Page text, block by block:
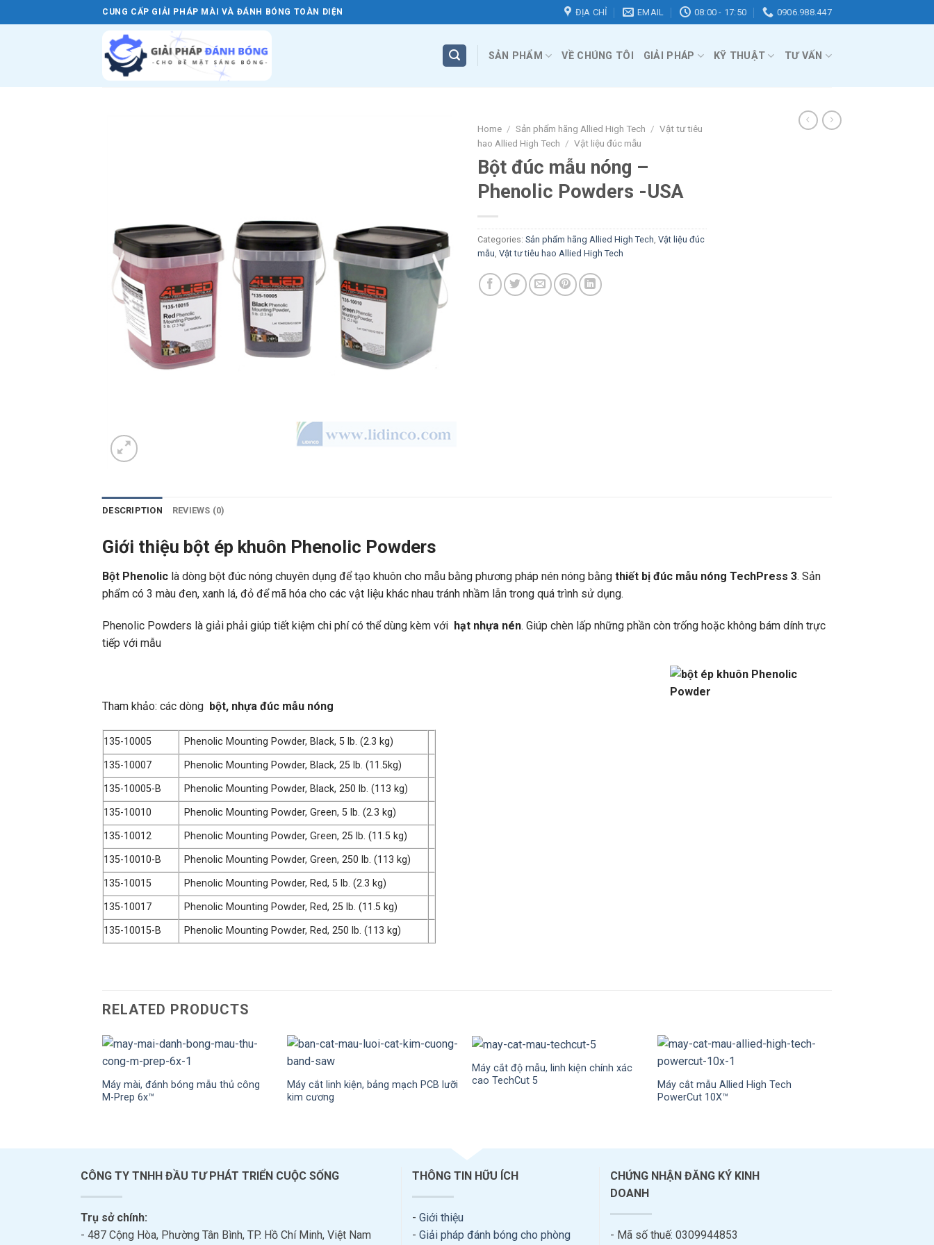
to
CUNG CẤP GIẢI PHÁP MÀI VÀ ĐÁNH BÓNG TOÀN DIỆN ĐỊA CHỈ EMAIL 08:00 - 17:50 0906.988.447
SẢN PHẨM VỀ CHÚNG TÔI GIẢI PHÁP KỸ THUẬT TƯ VẤN
Home / Sản phẩm hãng Allied High Tech / Vật tư tiêu
hao Allied High Tech / Vật liệu đúc mẫu
Bột đúc mẫu nóng –
Phenolic Powders -USA
Categories: Sản phẩm hãng Allied High Tech Vật liệu đúc
mẫu Vật tư tiêu hao Allied High Tech
DESCRIPTION REVIEWS (0)
Giới thiệu bột ép khuôn Phenolic Powders
Bột Phenolic là dòng bột đúc nóng chuyên dụng để tạo khuôn cho mẫu bằng phương pháp nén nóng bằng thiết bị đúc mẫu nóng TechPress 3. Sản
phẩm có 3 màu đen, xanh lá, đỏ để mã hóa cho các vật liệu khác nhau tránh nhầm lẫn trong quá trình sử dụng.
Phenolic Powders là giải phải giúp tiết kiệm chi phí có thể dùng kèm với hạt nhựa nén. Giúp chèn lấp những phần còn trống hoặc không bám dính trực
tiếp với mẫu
Tham khảo: các dòng bột, nhựa đúc mẫu nóng
135-10005
Phenolic Mounting Powder, Black, 5 lb. (2.3 kg)
135-10007
Phenolic Mounting Powder, Black, 25 lb. (11.5kg)
135-10005-B
Phenolic Mounting Powder, Black, 250 lb. (113 kg)
135-10010
Phenolic Mounting Powder, Green, 5 lb. (2.3 kg)
135-10012
Phenolic Mounting Powder, Green, 25 lb. (11.5 kg)
135-10010-B
Phenolic Mounting Powder, Green, 250 lb. (113 kg)
135-10015
Phenolic Mounting Powder, Red, 5 lb. (2.3 kg)
135-10017
Phenolic Mounting Powder, Red, 25 lb. (11.5 kg)
135-10015-B
Phenolic Mounting Powder, Red, 250 lb. (113 kg)
RELATED PRODUCTS
Máy mài, đánh bóng mẫu thủ công
M-Prep 6x™
Máy cắt linh kiện, bảng mạch PCB lưỡi
kim cương
Máy cắt độ mẫu, linh kiện chính xác
cao TechCut 5
Máy cắt mẫu Allied High Tech
PowerCut 10X™
CÔNG TY TNHH ĐẦU TƯ PHÁT TRIỂN CUỘC SỐNG
Trụ sở chính:
- 487 Cộng Hòa, Phường Tân Bình, TP. Hồ Chí Minh, Việt Nam
THÔNG TIN HỮU ÍCH
- Giới thiệu
- Giải pháp đánh bóng cho phòng
CHỨNG NHẬN ĐĂNG KÝ KINH
DOANH
- Mã số thuế: 0309944853